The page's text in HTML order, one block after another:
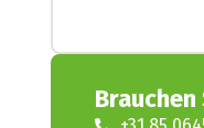
Brauchen